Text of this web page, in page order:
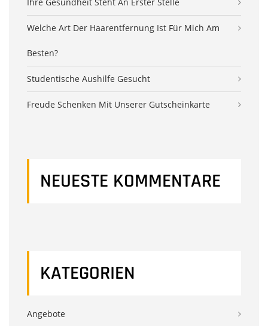
Welche Art Der Haarentfernung Ist Für Mich Am
Besten?
Studentische Aushilfe Gesucht
Freude Schenken Mit Unserer Gutscheinkarte
NEUESTE KOMMENTARE
KATEGORIEN
Angebote